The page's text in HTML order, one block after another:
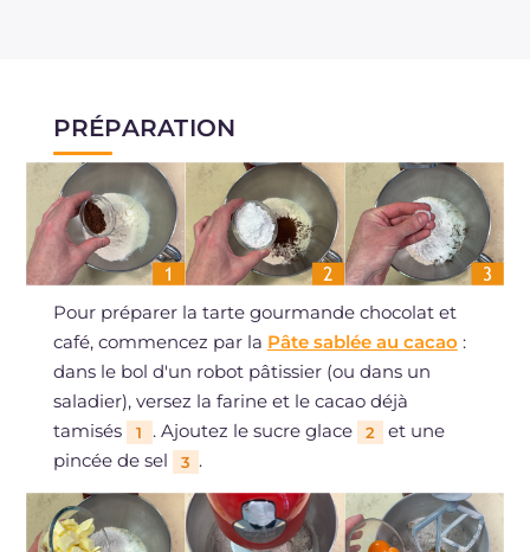
PRÉPARATION
Pour préparer la tarte gourmande chocolat et
café, commencez par la Pâte sablée au cacao :
dans le bol d'un robot pâtissier (ou dans un
saladier), versez la farine et le cacao déjà
tamisés
1 . Ajoutez le sucre glace 2
et une
pincée de sel
3 .